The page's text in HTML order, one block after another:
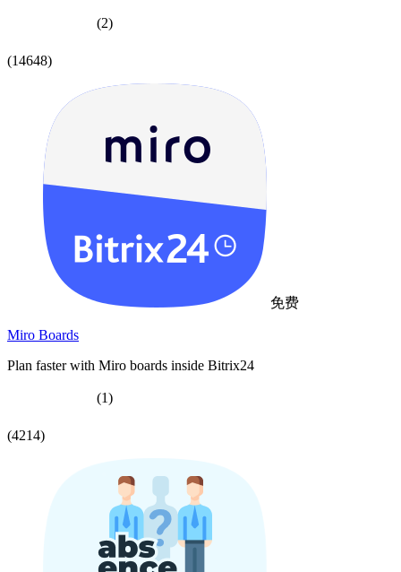
(2)
(14648)
免费
Miro Boards
Plan faster with Miro boards inside Bitrix24
(1)
(4214)